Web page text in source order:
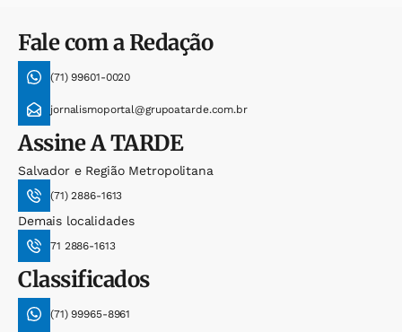
Fale com a Redação
(71) 99601-0020
jornalismoportal@grupoatarde.com.br
AssineA TARDE
Salvador e Região Metropolitana
(71) 2886-1613
Demais localidades
71 2886-1613
Classificados
(71) 99965-8961